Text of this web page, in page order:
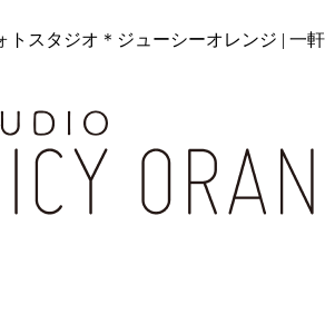
トスタジオ＊ジューシーオレンジ | 一